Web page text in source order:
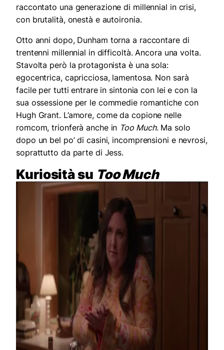
raccontato una generazione di millennial in crisi,
con brutalità, onestà e autoironia.
Otto anni dopo, Dunham torna a raccontare di
trentenni millennial in difficoltà. Ancora una volta.
Stavolta però la protagonista è una sola:
egocentrica, capricciosa, lamentosa. Non sarà
facile per tutti entrare in sintonia con lei e con la
sua ossessione per le commedie romantiche con
Hugh Grant. L’amore, come da copione nelle
romcom, trionferà anche in Too Much. Ma solo
dopo un bel po’ di casini, incomprensioni e nevrosi,
soprattutto da parte di Jess.
Kuriosità su Too Much